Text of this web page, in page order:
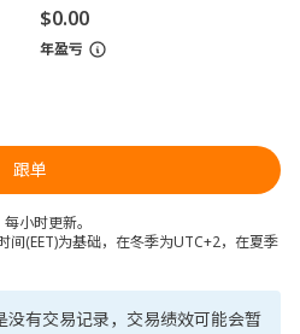
$0.00
年盈亏
跟单
小时更新。
间(EET)为基础，在冬季为UTC+2，在夏季
没有交易记录，交易绩效可能会暂